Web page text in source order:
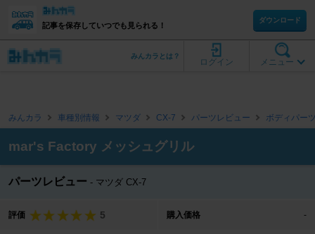
記事を保存していつでも見られる！
ダウンロード
メニュー
ログイン
みんカラとは？
みんカラ 車種別情報 マツダ CX-7 パーツレビュー ボディパー
mar's Factory メッシュグリル
パーツレビュー マツダ CX-7
評価 5 購入価格 -